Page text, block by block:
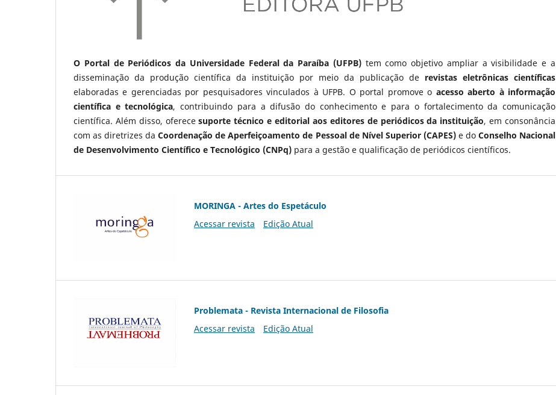
O Portal de Periódicos da Universidade Federal da Paraíba (UFPB)tem como objetivo ampliar a visibilidade e a
disseminação da produção científica da instituição por meio da publicação de revistas eletrônicas científicas
elaboradas e gerenciadas por pesquisadores vinculados à UFPB. O portal promove o acesso aberto à informação
científica e tecnológica, contribuindo para a difusão do conhecimento e para o fortalecimento da comunicação
científica. Além disso, oferecesuporte técnico e editorial aos editores de periódicos da instituição, em consonância
com as diretrizes daCoordenação de Aperfeiçoamento de Pessoal de Nível Superior (CAPES)e do Conselho Nacional
de Desenvolvimento Científico e Tecnológico (CNPq) para a gestão e qualificação de periódicos científicos.
MORINGA - Artes do Espetáculo
Acessar revista
Edição Atual
Problemata - Revista Internacional de Filosofia
Acessar revista
Edição Atual